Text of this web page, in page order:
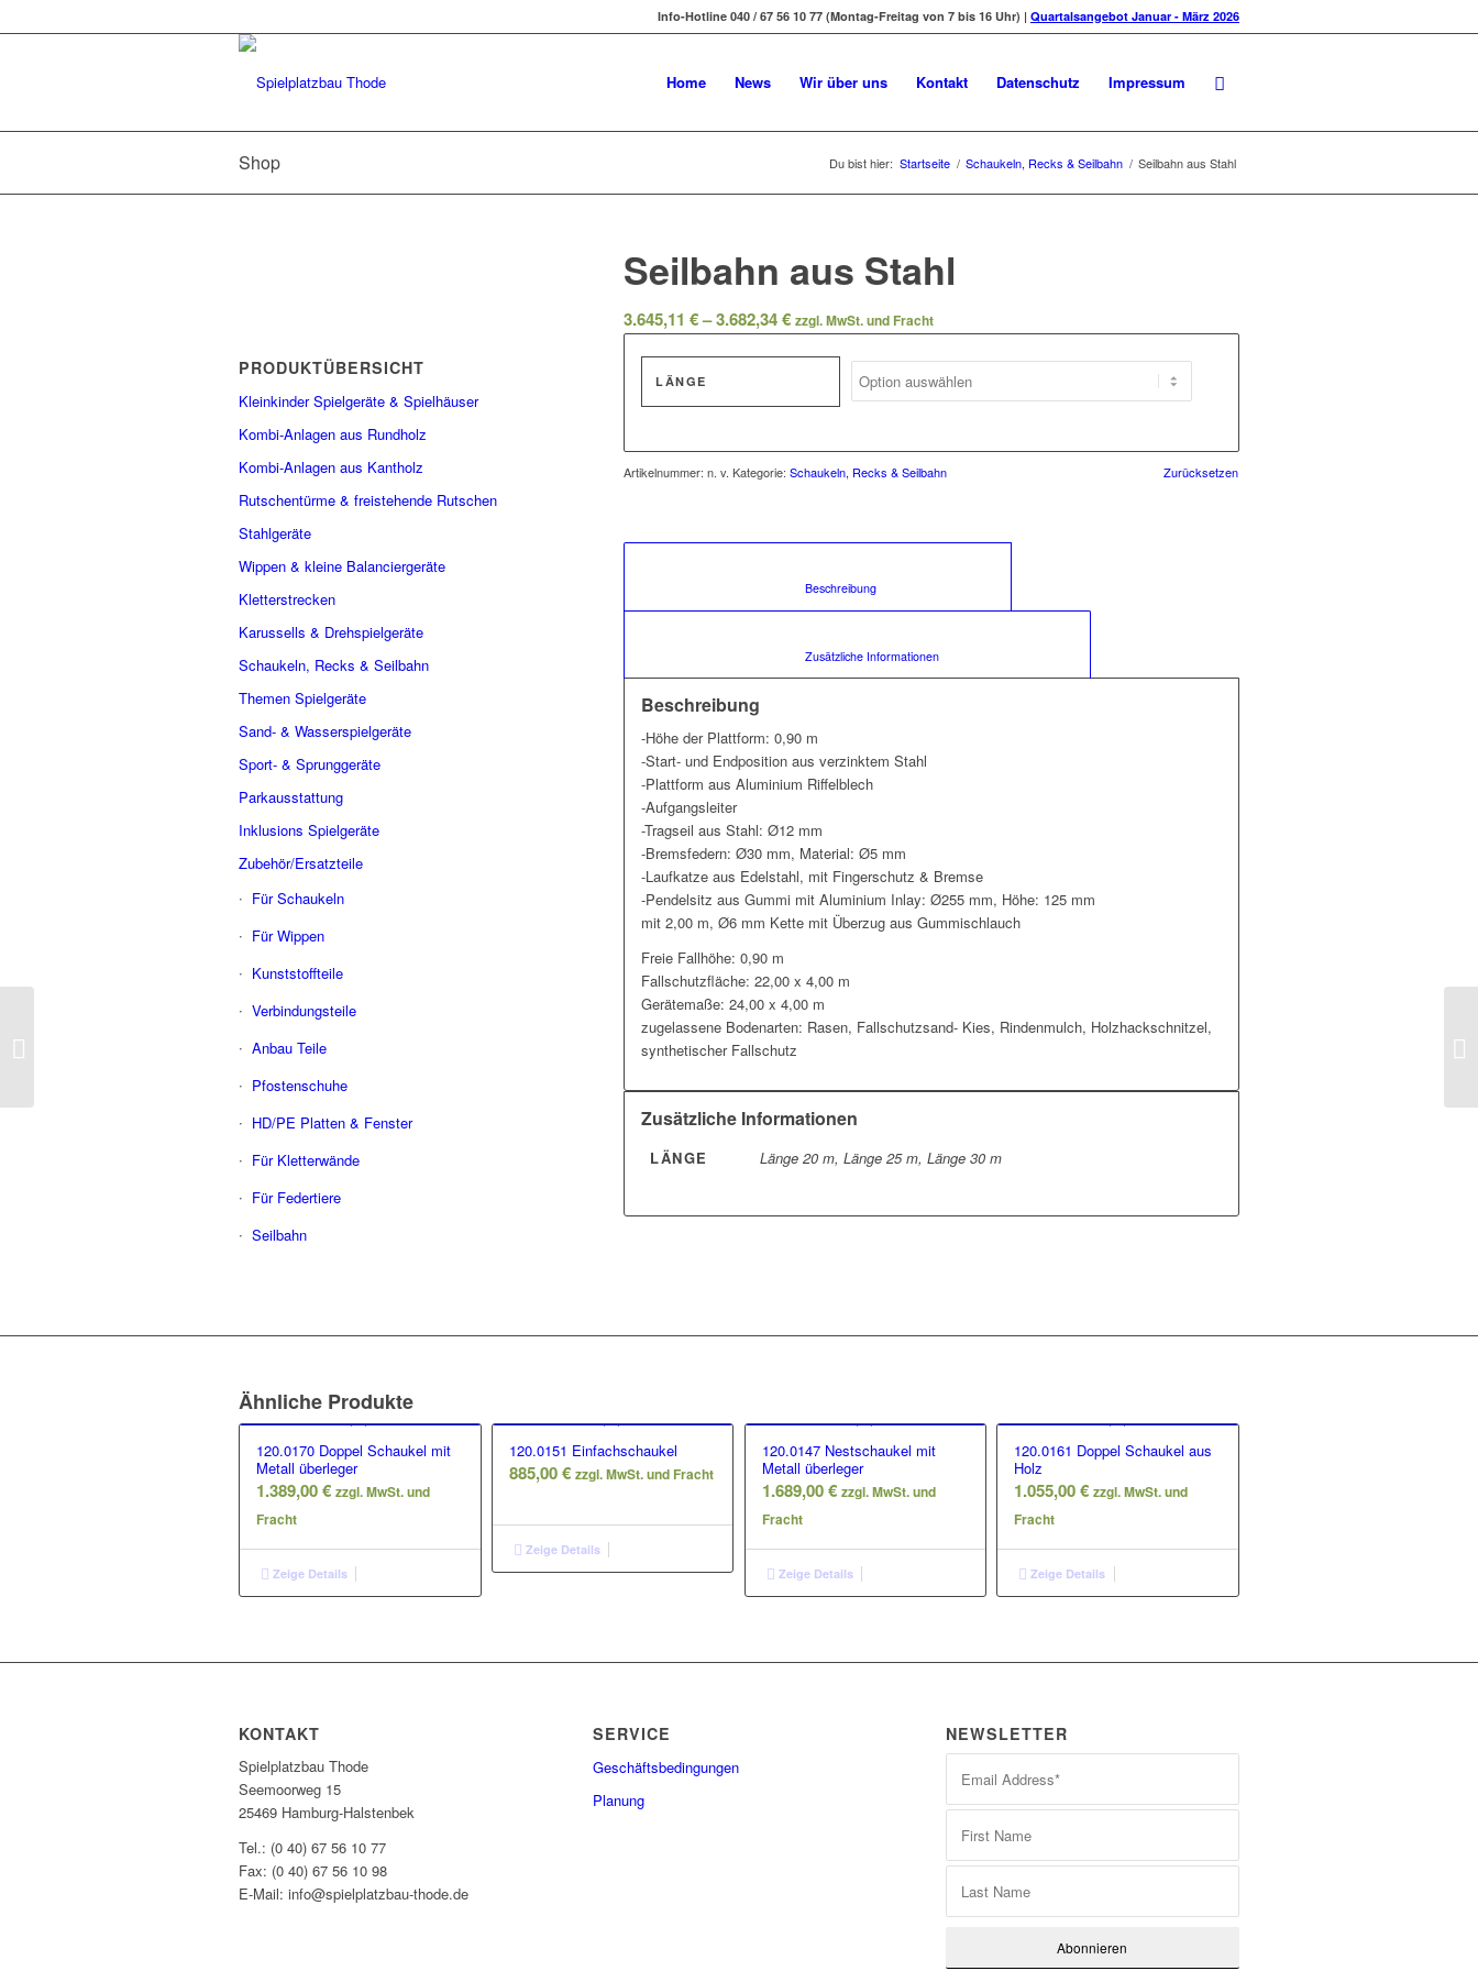
Info-Hotline 040 / 67 56 10 77 (Montag-Freitag von 7 bis 16 Uhr) | Quartalsangebot Januar - März 2026
Home News Wir über uns Kontakt Datenschutz Impressum
Shop Du bist hier: Startseite / Schaukeln, Recks & Seilbahn / Seilbahn aus Stahl
PRODUKTÜBERSICHT
Kleinkinder Spielgeräte & Spielhäuser
Kombi-Anlagen aus Rundholz
Kombi-Anlagen aus Kantholz
Rutschentürme & freistehende Rutschen
Stahlgeräte
Wippen & kleine Balanciergeräte
Kletterstrecken
Karussells & Drehspielgeräte
Schaukeln, Recks & Seilbahn
Themen Spielgeräte
Sand- & Wasserspielgeräte
Sport- & Sprunggeräte
Parkausstattung
Inklusions Spielgeräte
Zubehör/Ersatzteile
Für Schaukeln
Für Wippen
Kunststoffteile
Verbindungsteile
Anbau Teile
Pfostenschuhe
HD/PE Platten & Fenster
Für Kletterwände
Für Federtiere
Seilbahn
Seilbahn aus Stahl
3.645,11€–3.682,34€Preisspanne:
3.682,34 €
zzgl. MwSt. und Fracht
LÄNGE
Zurücksetzen
Artikelnummer:n. v. Kategorie:Schaukeln, Recks & Seilbahn
Beschreibung
-Höhe der Plattform: 0,90 m
-Start- und Endposition aus verzinktem Stahl
-Plattform aus Aluminium Riffelblech
-Aufgangsleiter
-Tragseil aus Stahl: Ø12 mm
-Bremsfedern: Ø30 mm, Material: Ø5 mm
-Laufkatze aus Edelstahl, mit Fingerschutz & Bremse
-Pendelsitz aus Gummi mit Aluminium Inlay: Ø255 mm, Höhe: 125 mm
mit 2,00 m, Ø6 mm Kette mit Überzug aus Gummischlauch
Freie Fallhöhe: 0,90 m
Fallschutzfläche: 22,00 x 4,00 m
Gerätemaße: 24,00 x 4,00 m
zugelassene Bodenarten: Rasen, Fallschutzsand- Kies, Rindenmulch, Holzhackschnitzel,
synthetischer Fallschutz
Zusätzliche Informationen
LÄNGE Länge 20 m, Länge 25 m, Länge 30 m
Ähnliche Produkte
120.0170 Doppel Schaukel mit
Metall überleger
1.389,00€ zzgl. MwSt. und
Fracht
Zeige Details
120.0151 Einfachschaukel
885,00€ zzgl. MwSt. und Fracht
Zeige Details
120.0147 Nestschaukel mit
Metall überleger
1.689,00€ zzgl. MwSt. und
Fracht
Zeige Details
120.0161 Doppel Schaukel aus
Holz
1.055,00€ zzgl. MwSt. und
Fracht
Zeige Details
KONTAKT
Spielplatzbau Thode
Seemoorweg 15
25469 Hamburg-Halstenbek
Tel.: (0 40) 67 56 10 77
Fax: (0 40) 67 56 10 98
E-Mail: info@spielplatzbau-thode.de
SERVICE
Geschäftsbedingungen
Planung
NEWSLETTER